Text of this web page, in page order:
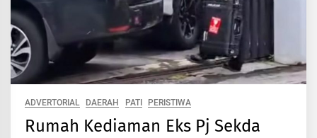
ADVERTORIAL DAERAH PATI PERISTIWA
Rumah Kediaman Eks Pj Sekda